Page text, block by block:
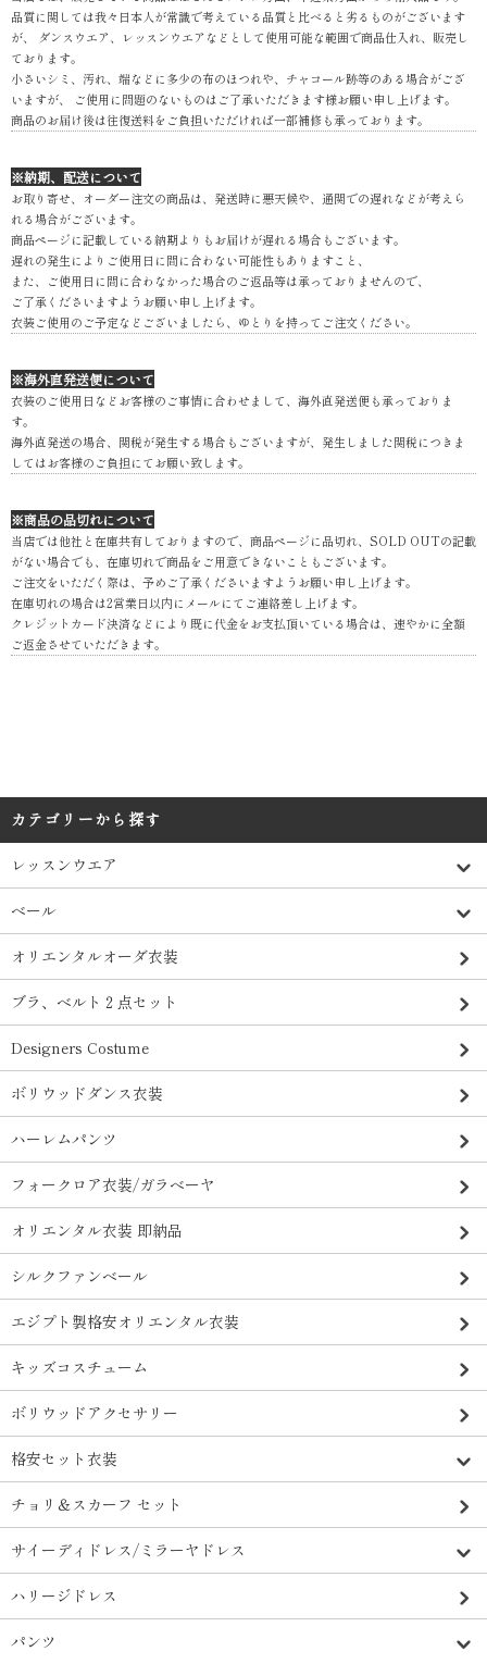
品質に関しては我々日本人が常識で考えている品質と比べると劣るものがございます
が、 ダンスウエア、レッスンウエアなどとして使用可能な範囲で商品仕入れ、販売し
ております。
小さいシミ、汚れ、端などに多少の布のほつれや、チャコール跡等のある場合がござ
いますが、 ご使用に問題のないものはご了承いただきます様お願い申し上げます。
商品のお届け後は往復送料をご負担いただければ一部補修も承っております。
※納期、配送について
お取り寄せ、オーダー注文の商品は、発送時に悪天候や、通関での遅れなどが考えら
れる場合がございます。
商品ページに記載している納期よりもお届けが遅れる場合もございます。
遅れの発生によりご使用日に間に合わない可能性もありますこと、
また、ご使用日に間に合わなかった場合のご返品等は承っておりませんので、
ご了承くださいますようお願い申し上げます。
衣装ご使用のご予定などございましたら、ゆとりを持ってご注文ください。
※海外直発送便について
衣装のご使用日などお客様のご事情に合わせまして、海外直発送便も承っておりま
す。
海外直発送の場合、関税が発生する場合もございますが、発生しました関税につきま
してはお客様のご負担にてお願い致します。
※商品の品切れについて
当店では他社と在庫共有しておりますので、商品ページに品切れ、SOLD OUTの記載
がない場合でも、在庫切れで商品をご用意できないこともございます。
ご注文をいただく際は、予めご了承くださいますようお願い申し上げます。
在庫切れの場合は2営業日以内にメールにてご連絡差し上げます。
クレジットカード決済などにより既に代金をお支払頂いている場合は、速やかに全額
ご返金させていただきます。
カテゴリーから探す
レッスンウエア
ベール
オリエンタルオーダ衣装
ブラ、ベルト２点セット
Designers Costume
ボリウッドダンス衣装
ハーレムパンツ
フォークロア衣装/ガラベーヤ
オリエンタル衣装 即納品
シルクファンベール
エジプト製格安オリエンタル衣装
キッズコスチューム
ボリウッドアクセサリー
格安セット衣装
チョリ＆スカーフ セット
サイーディドレス/ミラーヤドレス
ハリージドレス
パンツ